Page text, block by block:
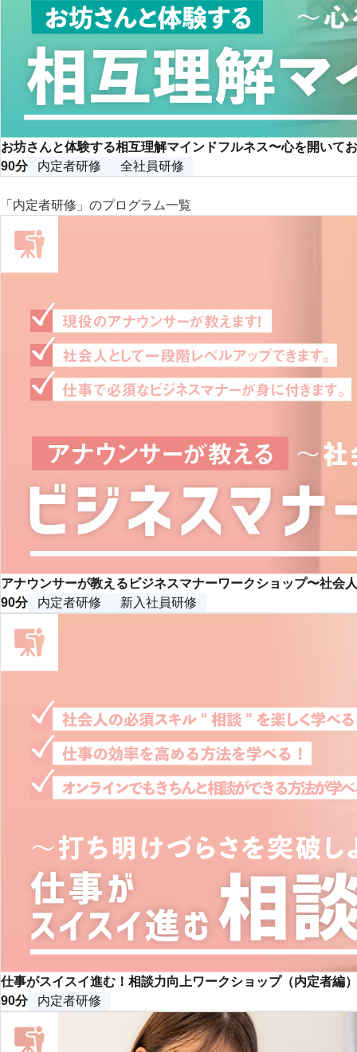
お坊さんと体験する相互理解マインドフルネス〜心を開いて
90分
内定者研修 全社員研修
「内定者研修」のプログラム一覧
アナウンサーが教えるビジネスマナーワークショップ〜社会
90分
内定者研修 新入社員研修
仕事がスイスイ進む！相談力向上ワークショップ（内定者編
90分
内定者研修